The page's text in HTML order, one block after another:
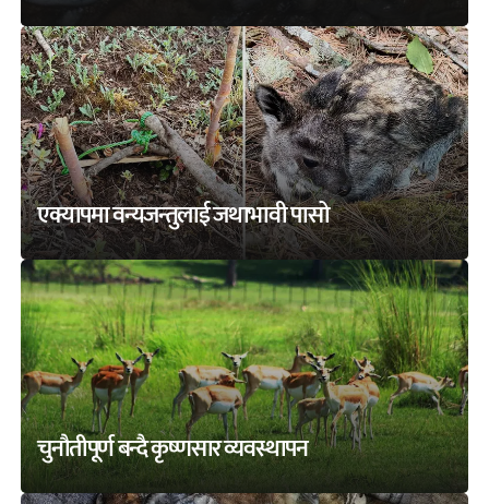
एक्यापमा वन्यजन्तुलाई जथाभावी पासो
चुनौतीपूर्ण बन्दै कृष्णसार व्यवस्थापन